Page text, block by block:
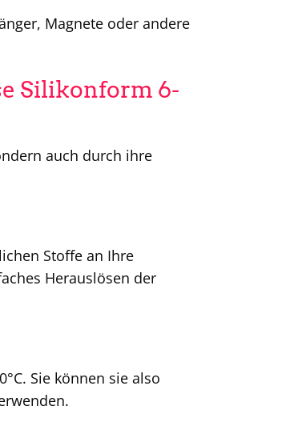
Magnete oder andere
Silikonform 6-
auch durch ihre
Stoffe an Ihre
Herauslösen der
Sie können sie also